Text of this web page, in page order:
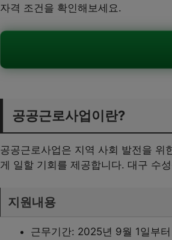
자격 조건을 확인해보세요.
공공근로사업이란?
공공근로사업은 지역 사회 발전을 위
게 일할 기회를 제공합니다. 대구 수
지원내용
근무기간: 2025년 9월 1일부터